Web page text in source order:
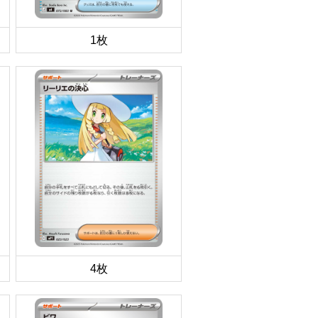
1枚
4枚